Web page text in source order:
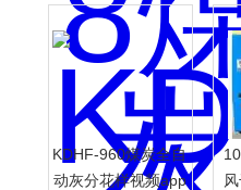
KDHF-960煤炭全自
动灰分花样视频app